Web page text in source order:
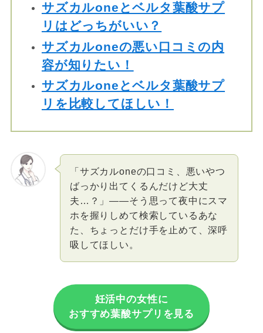
サズカルoneとベルタ葉酸サプ
リはどっちがいい？
サズカルoneの悪い口コミの内
容が知りたい！
サズカルoneとベルタ葉酸サプ
リを比較してほしい！
「サズカルoneの口コミ、悪いやつ
ばっかり出てくるんだけど大丈
夫…？」――そう思って夜中にスマ
ホを握りしめて検索しているあな
た、ちょっとだけ手を止めて、深呼
吸してほしい。
妊活中の女性に
おすすめ葉酸サプリを見る